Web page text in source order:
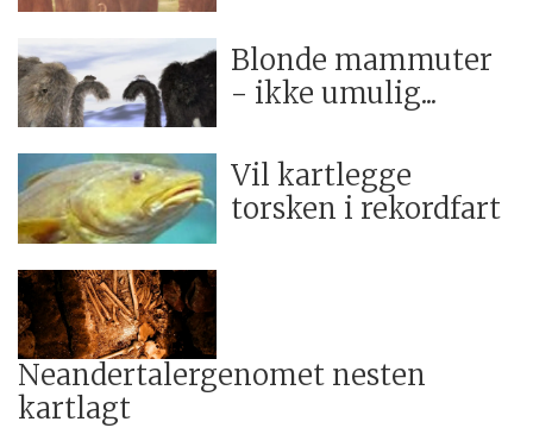
Blonde mammuter
- ikke umulig...
Vil kartlegge
torsken i rekordfart
Neandertalergenomet nesten
kartlagt